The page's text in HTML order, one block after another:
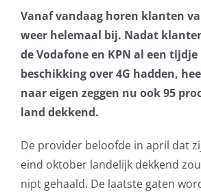
Cloud Computing
VOIP
Microsoft NCE
Office365
Vanaf vandaag horen klanten
weer helemaal bij. Nadat
de Vodafone en KPN al een
beschikking over 4G hadden,
naar eigen zeggen nu ook 95
land dekkend.
De provider beloofde in april dat
eind oktober landelijk dekkend
nipt gehaald. De laatste gaten